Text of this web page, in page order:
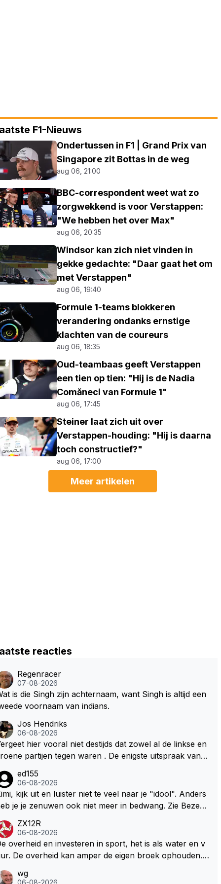
F1-Nieuws
Ondertussen in F1 | Grand Prix van
Singapore zit Bottas in de weg
aug 06, 21:00
BBC-correspondent weet wat zo
zorgwekkend is voor Verstappen:
"We hebben het over Max"
aug 06, 20:35
Windsor kan zich niet vinden in
gekke gedachte: "Daar gaat het om
met Verstappen"
aug 06, 19:40
Formule 1-teams blokkeren
verandering ondanks ernstige
klachten van de coureurs
aug 06, 18:35
Oud-teambaas geeft Verstappen
een tien op tien: "Hij is de Nadia
Comăneci van Formule 1"
aug 06, 17:45
Steiner laat zich uit over
Verstappen-houding: "Hij is daarna
toch constructief?"
aug 06, 17:00
Meer artikelen
reacties
Regenracer
07-08-2026
is die Singh zijn achternaam, want Singh is altijd een
voornaam van indians.
Jos Hendriks
06-08-2026
hier vooral niet destijds dat zowel al de linkse en
partijen tegen waren . De enigste uitspraak van e
ze hun eigen uitlaat gassen inademen maar niet wet
was dat de F1 motor schoner is dan een normale a
Dus denk echt niet dat deze groene/wollen regering
ed155
06-08-2026
kijk uit en luister niet te veel naar je "idool". Anders
je je zenuwen ook niet meer in bedwang. Zie Bezech
Veel gezelliger
ZX12R
06-08-2026
overheid en investeren in sport, het is als water en v
De overheid kan amper de eigen broek ophouden.
het best vergelijken met de sheriff van Nottinghem
wg
06-08-2026